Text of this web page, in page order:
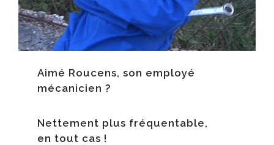
Aimé Roucens, son employé
mécanicien ?
Nettement plus fréquentable,
en tout cas !